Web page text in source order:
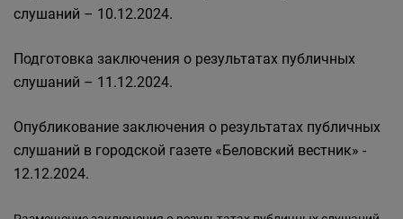
слушаний – 10.12.2024.
Подготовка заключения о результатах публичных
слушаний – 11.12.2024.
Опубликование заключения о результатах публичных
слушаний в городской газете «Беловский вестник» -
12.12.2024.